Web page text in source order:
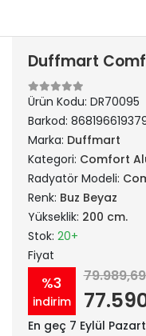
Duffmart
Ürün Kodu: DR70095
Barkod:
Marka: Duffmart
Kategori: Comfort
Radyatör Modeli:
Renk: Buz Beyaz
Yükseklik: 200 cm.
Stok: 20+
Fiyat
%3
indirim
En geç 7 Eylül